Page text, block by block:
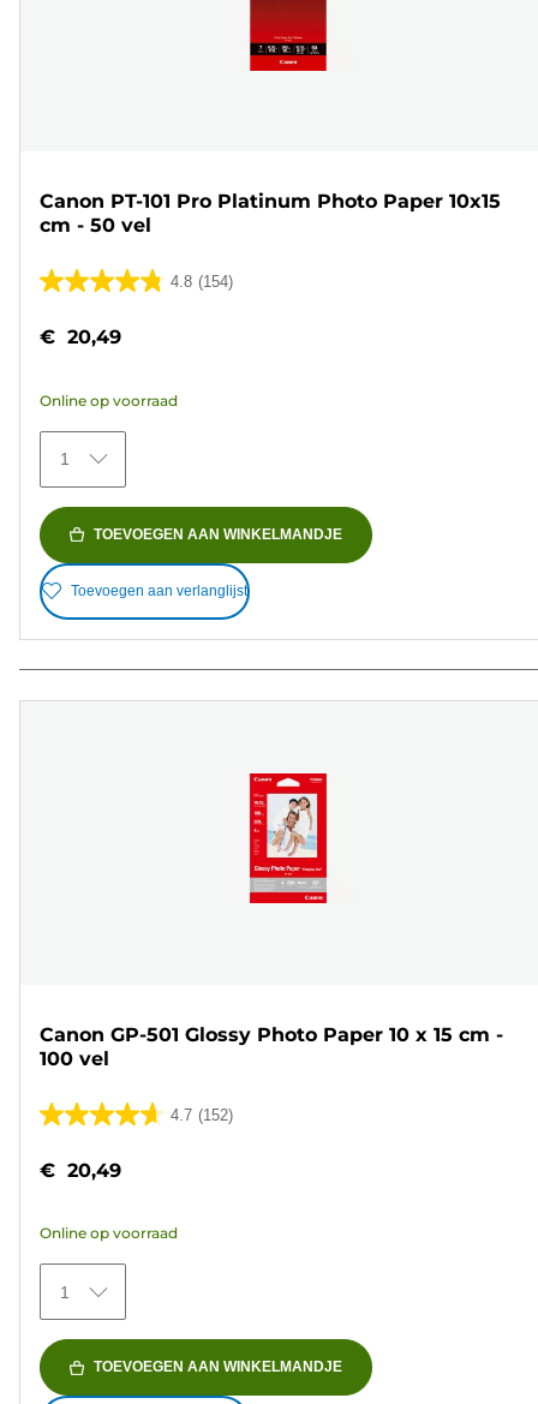
Canon PT-101 Pro Platinum Photo Paper 10x15
cm - 50 vel
4.8 (154)
4.8
de
sterren.
154
beoordelingen
€ 20,49
Online op voorraad
1
TOEVOEGEN AAN WINKELMANDJE
Toevoegen aan verlanglijst
Canon GP-501 Glossy Photo Paper 10 x 15 cm -
100 vel
4.7 (152)
4.7
de
sterren.
152
beoordelingen
€ 20,49
Online op voorraad
1
TOEVOEGEN AAN WINKELMANDJE